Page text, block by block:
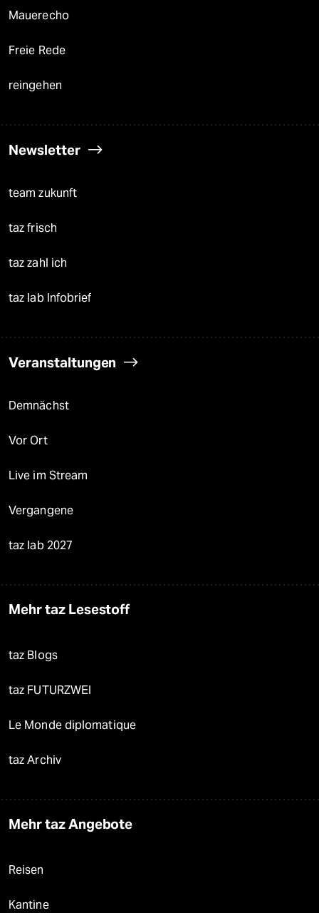
Mauerecho
Freie Rede
reingehen
Newsletter
team zukunft
taz frisch
taz zahl ich
taz lab Infobrief
Veranstaltungen
Demnächst
Vor Ort
Live im Stream
Vergangene
taz lab 2027
Mehr taz Lesestoff
taz Blogs
taz FUTURZWEI
Le Monde diplomatique
taz Archiv
Mehr taz Angebote
Reisen
Kantine